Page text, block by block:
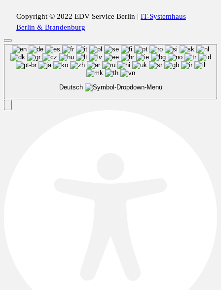
Copyright © 2022 EDV Service Berlin | IT-Systemhaus
Berlin & Brandenburg
Deutsch